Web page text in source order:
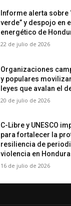
Informe alerta
verde” y despojo en
energético de
22 de julio de 2026
Organizaciones
y populares
leyes que avalan el
20 de julio de 2026
C-Libre y UNESCO
para fortalecer la
resiliencia de
violencia en
16 de julio de 2026